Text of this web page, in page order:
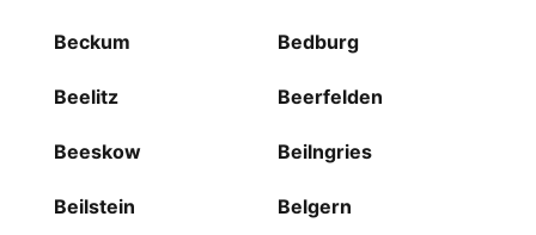
Beckum Bedburg
Beelitz Beerfelden
Beeskow Beilngries
Beilstein Belgern